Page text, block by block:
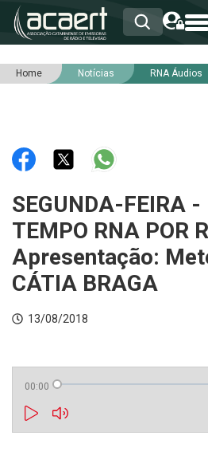
HOME
RNA
NOTÍCIAS
INTEGRIDADE
Home Notícias RNA Áudios
SEGUNDA-FEIRA -
TEMPO RNA POR
Apresentação:
CÁTIA BRAGA
13/08/2018
00:00